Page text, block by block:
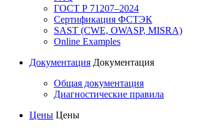
ГОСТ Р 71207–2024
Сертификация ФСТЭК
SAST (CWE, OWASP, MISRA)
Online Examples
Документация Документация
Общая документация
Диагностические правила
Цены Цены